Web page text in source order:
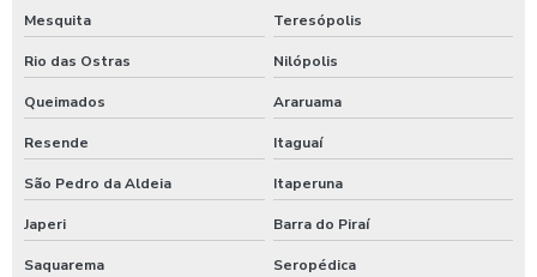
Economizador de banho para postos
Economizador de banho para quiosques de praia
Emoliente alcalino
Equipamento para higienização de carros
Equipamento de lavagem automotiva
Equipamento para lavagem de onibus
Mesquita Teresópolis
Rio das Ostras Nilópolis
Queimados Araruama
Resende Itaguaí
São Pedro da Aldeia Itaperuna
Japeri Barra do Piraí
Saquarema Seropédica